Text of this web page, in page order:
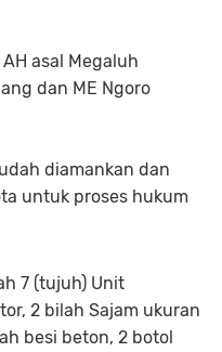
asal Megaluh
dan ME Ngoro
diamankan dan
untuk proses hukum
7 (tujuh) Unit
2 bilah Sajam ukuran
besi beton, 2 botol